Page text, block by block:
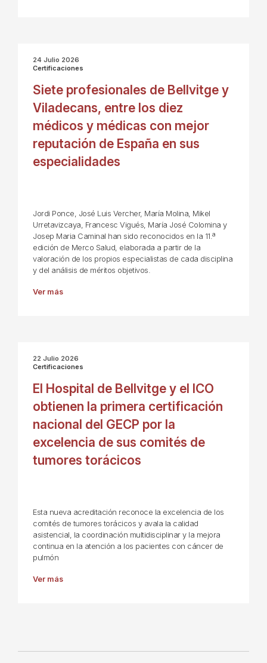
24 Julio 2026
Certificaciones
Siete profesionales de Bellvitge y
Viladecans, entre los diez
médicos y médicas con mejor
reputación de España en sus
especialidades
Jordi Ponce, José Luis Vercher, María Molina, Mikel
Urretavizcaya, Francesc Vigués, María José Colomina y
Josep Maria Caminal han sido reconocidos en la 11.ª
edición de Merco Salud, elaborada a partir de la
valoración de los propios especialistas de cada disciplina
y del análisis de méritos objetivos.
Ver más
22 Julio 2026
Certificaciones
El Hospital de Bellvitge y el ICO
obtienen la primera certificación
nacional del GECP por la
excelencia de sus comités de
tumores torácicos
Esta nueva acreditación reconoce la excelencia de los
comités de tumores torácicos y avala la calidad
asistencial, la coordinación multidisciplinar y la mejora
continua en la atención a los pacientes con cáncer de
pulmón
Ver más